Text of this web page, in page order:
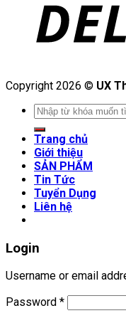
Copyright 2026 © UX
Search
for:
Trang chủ
Giới thiệu
SẢN PHẨM
Tin Tức
Tuyển Dụng
Liên hệ
Login
Username or email
Password *